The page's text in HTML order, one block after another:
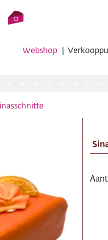
0
Webshop
Over ons
Bezorging